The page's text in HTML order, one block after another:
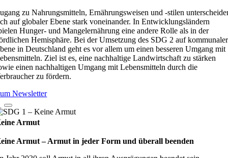
zu Nahrungsmitteln, Ernährungsweisen und -stilen
auf globaler Ebene stark voneinander. In Entwicklungsländern
Hunger- und Mangelernährung eine andere Rolle als in der
Hemisphäre. Bei der Umsetzung des SDG 2 auf kommunaler
in Deutschland geht es vor allem um einen besseren Umgang mit
Ziel ist es, eine nachhaltige Landwirtschaft zu stärken
einen nachhaltigen Umgang mit Lebensmitteln durch die
zu fördern.
Newsletter
Armut
Armut – Armut in jeder Form und überall beenden